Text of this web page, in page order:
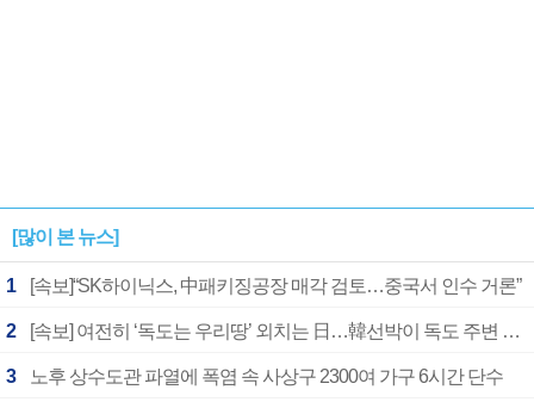
[많이 본 뉴스]
1 [속보]“SK하이닉스, 中패키징공장 매각 검토…중국서 인수 거론”
2 [속보] 여전히 ‘독도는 우리땅’ 외치는 日…韓선박이 독도 주변 해양조사 활동하자 반발
3 노후 상수도관 파열에 폭염 속 사상구 2300여 가구 6시간 단수